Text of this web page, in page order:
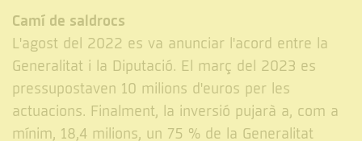
Camí de saldrocs
L'agost del 2022 es va anunciar l'acord entre la
Generalitat i la Diputació. El març del 2023 es
pressupostaven 10 milions d'euros per les
actuacions. Finalment, la inversió pujarà a, com a
mínim, 18,4 milions, un 75 % de la Generalitat